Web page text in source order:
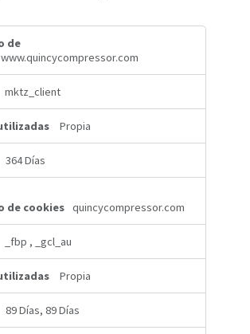
www.quincycompressor.com
mktz_client
Propia
364 Días
quincycompressor.com
_fbp , _gcl_au
Propia
89 Días, 89 Días